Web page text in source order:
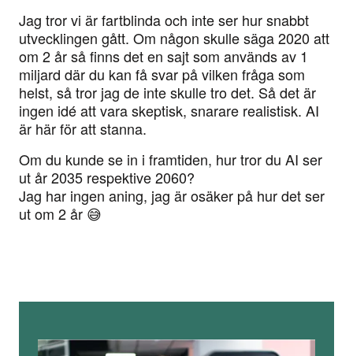
Jag tror vi är fartblinda och inte ser hur snabbt
utvecklingen gått. Om någon skulle säga 2020 att
om 2 år så finns det en sajt som används av 1
miljard där du kan få svar på vilken fråga som
helst, så tror jag de inte skulle tro det. Så det är
ingen idé att vara skeptisk, snarare realistisk. AI
är här för att stanna.
Om du kunde se in i framtiden, hur tror du AI ser
ut år 2035 respektive 2060?
Jag har ingen aning, jag är osäker på hur det ser
ut om 2 år 😅